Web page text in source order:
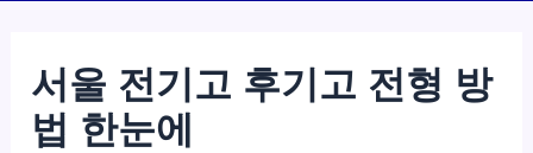
서울 전기고 후기고 전형 방
법 한눈에